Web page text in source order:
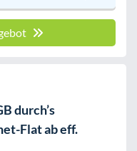
durch’s
Flat ab eff.